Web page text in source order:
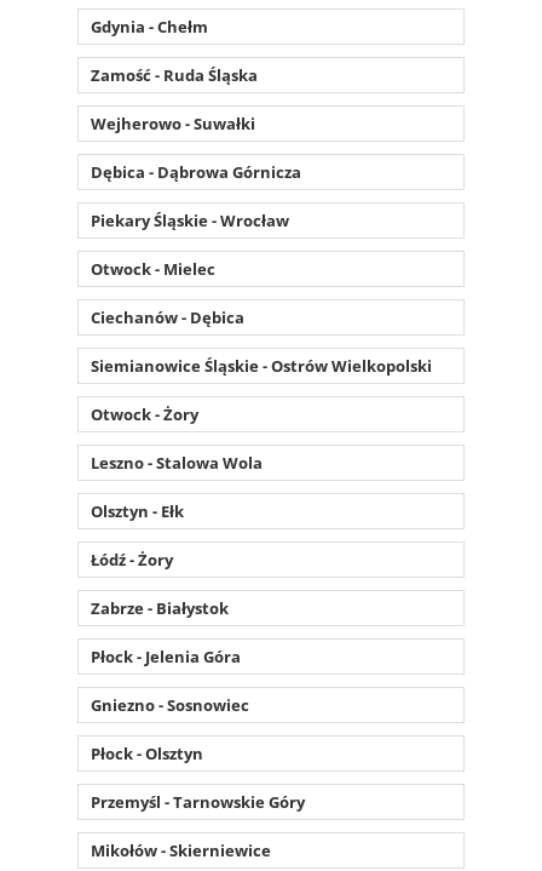
Gdynia - Chełm
Zamość - Ruda Śląska
Wejherowo - Suwałki
Dębica - Dąbrowa Górnicza
Piekary Śląskie - Wrocław
Otwock - Mielec
Ciechanów - Dębica
Siemianowice Śląskie - Ostrów Wielkopolski
Otwock - Żory
Leszno - Stalowa Wola
Olsztyn - Ełk
Łódź - Żory
Zabrze - Białystok
Płock - Jelenia Góra
Gniezno - Sosnowiec
Płock - Olsztyn
Przemyśl - Tarnowskie Góry
Mikołów - Skierniewice